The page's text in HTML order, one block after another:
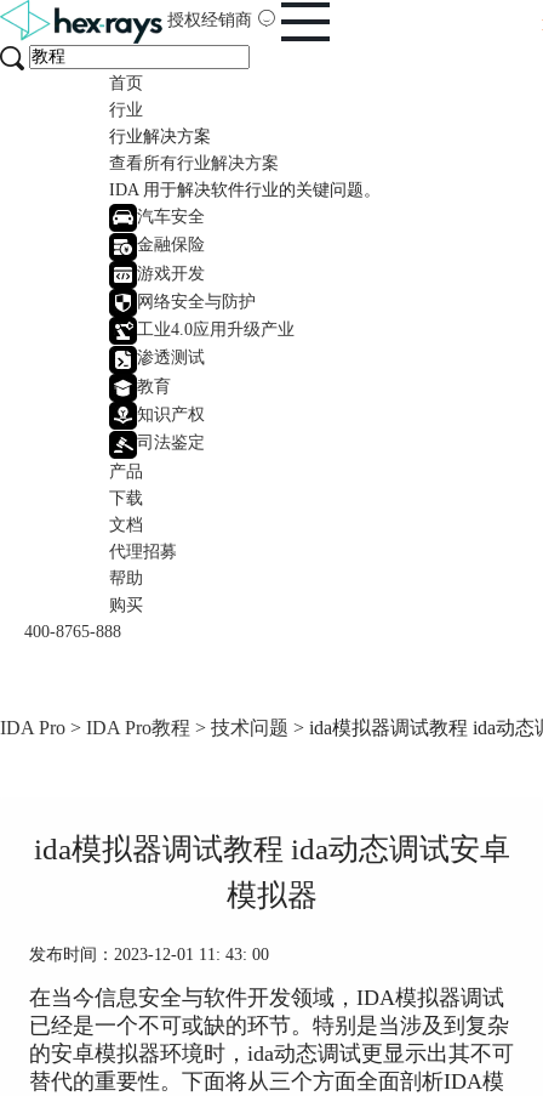
授权经销商
首页
行业
行业解决方案
查看所有行业解决方案
IDA 用于解决软件行业的关键问题。
汽车安全
金融保险
游戏开发
网络安全与防护
工业4.0应用升级产业
渗透测试
教育
知识产权
司法鉴定
产品
下载
文档
代理招募
帮助
购买
400-8765-888
IDA Pro > IDA Pro教程 > 技术问题 > ida模拟器调试教程 ida动
ida模拟器调试教程 ida动态调试安卓
模拟器
发布时间：2023-12-01 11: 43: 00
在当今信息安全与软件开发领域，IDA模拟器调试
已经是一个不可或缺的环节。特别是当涉及到复杂
的安卓模拟器环境时，ida动态调试更显示出其不可
替代的重要性。下面将从三个方面全面剖析IDA模